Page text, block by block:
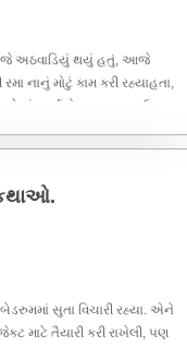
અઠવાડિયું થયું હતું, આજે
નાનું મોટું કામ કરી રહ્યાહતા,
પાંચ વર્ષનો રાહુલ દાદરા ઉપર
સુતા વિચારી રહ્યા. એને
માટે તૈયારી કરી રાખેલી, પણ